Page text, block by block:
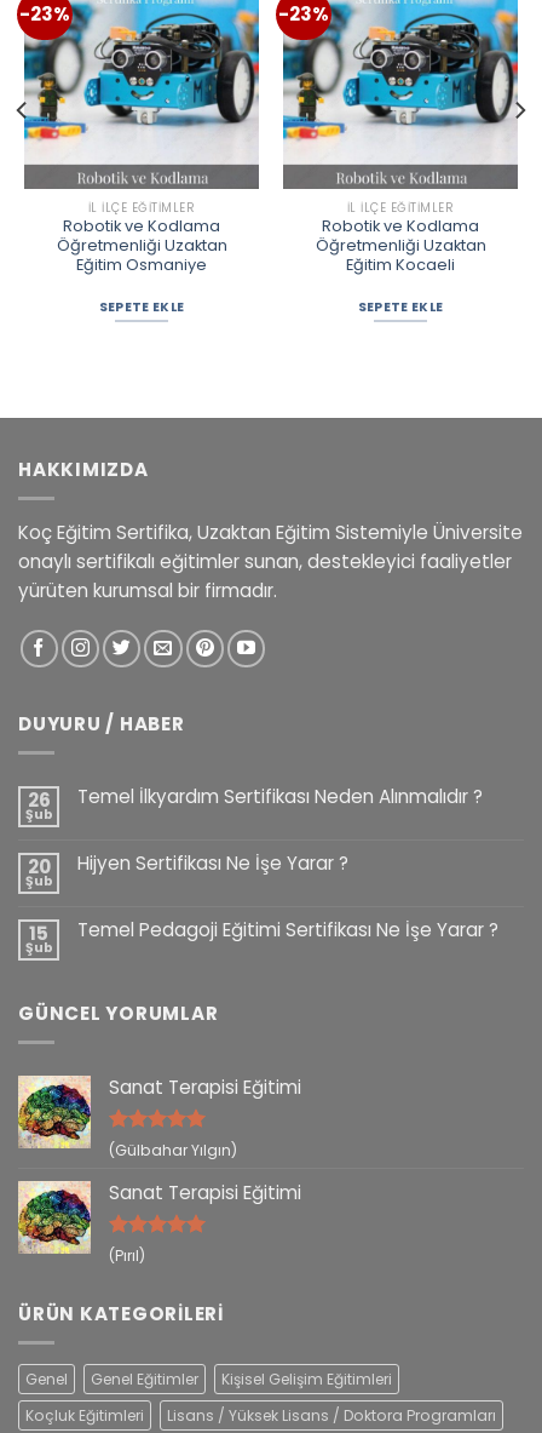
-23%
İL İLÇE EĞITIMLER
Robotik ve Kodlama
Öğretmenliği Uzaktan
Eğitim Osmaniye
SEPETE EKLE
-23%
İL İLÇE EĞITIMLER
Robotik ve Kodlama
Öğretmenliği Uzaktan
Eğitim Kocaeli
SEPETE EKLE
HAKKIMIZDA
Koç Eğitim Sertifika, Uzaktan Eğitim Sistemiyle Üniversite
onaylı sertifikalı eğitimler sunan, destekleyici faaliyetler
yürüten kurumsal bir firmadır.
DUYURU / HABER
26
Şub
Temel İlkyardım Sertifikası Neden Alınmalıdır ?
20
Şub
Hijyen Sertifikası Ne İşe Yarar ?
15
Şub
Temel Pedagoji Eğitimi Sertifikası Ne İşe Yarar ?
GÜNCEL YORUMLAR
Sanat Terapisi Eğitimi
5 üzerinden
(Gülbahar Yılgın)
Sanat Terapisi Eğitimi
5 üzerinden
(Pırıl)
ÜRÜN KATEGORILERI
Genel Genel Eğitimler
Kişisel Gelişim Eğitimleri
Koçluk Eğitimleri
Lisans / Yüksek Lisans / Doktora Programları